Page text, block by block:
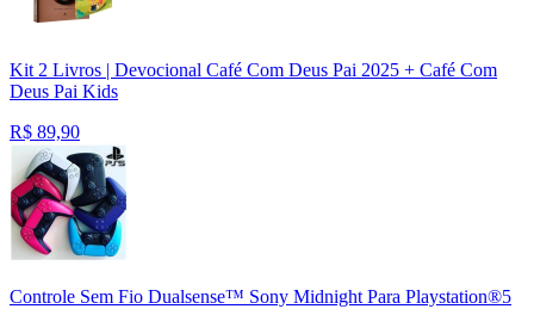
Kit 2 Livros | Devocional Café Com Deus Pai 2025 + Café Com
Deus Pai Kids
R$ 89,90
Controle Sem Fio Dualsense™ Sony Midnight Para Playstation®5